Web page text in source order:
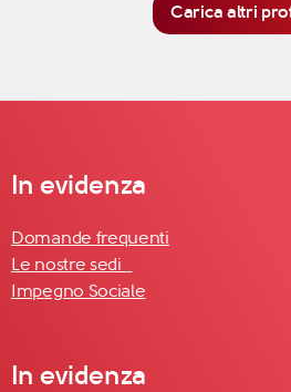
Carica altri
In evidenza
Domande frequenti
Le nostre sedi
Impegno Sociale
In evidenza